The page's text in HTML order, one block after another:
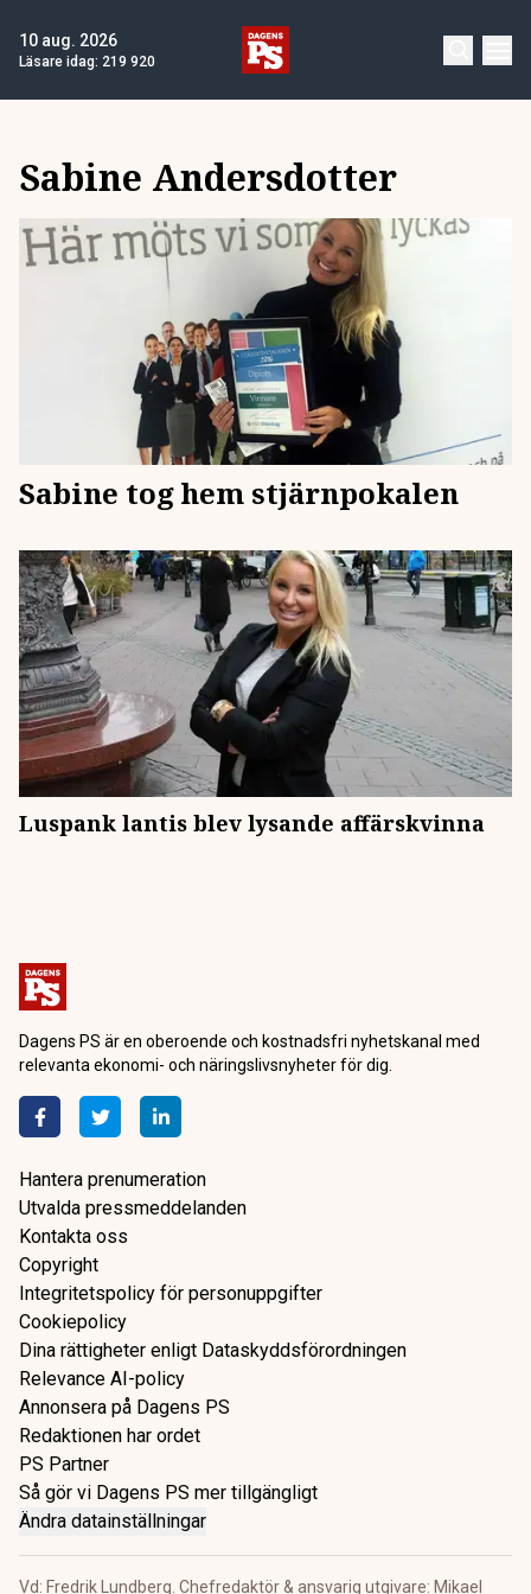
10 aug. 2026
Läsare idag: 219 920
Sabine Andersdotter
Sabine tog hem stjärnpokalen
Luspank lantis blev lysande affärskvinna
Dagens PS är en oberoende och kostnadsfri nyhetskanal med
relevanta ekonomi- och näringslivsnyheter för dig.
Hantera prenumeration
Utvalda pressmeddelanden
Kontakta oss
Copyright
Integritetspolicy för personuppgifter
Cookiepolicy
Dina rättigheter enligt Dataskyddsförordningen
Relevance AI-policy
Annonsera på Dagens PS
Redaktionen har ordet
PS Partner
Så gör vi Dagens PS mer tillgängligt
Ändra datainställningar
Vd: Fredrik Lundberg. Chefredaktör & ansvarig utgivare: Mikael